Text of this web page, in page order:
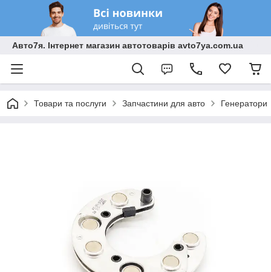
Авто7я. Інтернет магазин автотоварів avto7ya.com.ua
Товари та послуги Запчастини для авто Генератори